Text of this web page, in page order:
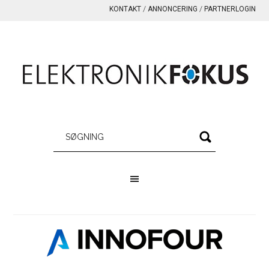
KONTAKT ANNONCERING PARTNERLOGIN